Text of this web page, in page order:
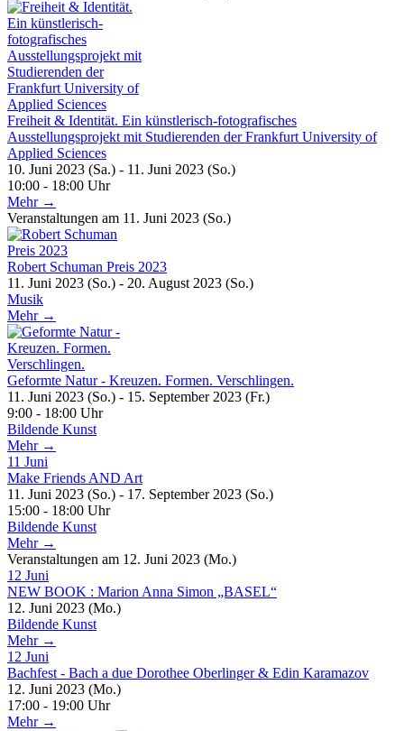
Freiheit & Identität. Ein künstlerisch-fotografisches
Ausstellungsprojekt mit Studierenden der Frankfurt University of
Applied Sciences
10. Juni 2023 (Sa.) - 11. Juni 2023 (So.)
10:00 - 18:00 Uhr
Mehr →
Veranstaltungen am 11. Juni 2023 (So.)
Robert Schuman Preis 2023
11. Juni 2023 (So.) - 20. August 2023 (So.)
Musik
Mehr →
Geformte Natur - Kreuzen. Formen. Verschlingen.
11. Juni 2023 (So.) - 15. September 2023 (Fr.)
9:00 - 18:00 Uhr
Bildende Kunst
Mehr →
11 Juni
Make Friends AND Art
11. Juni 2023 (So.) - 17. September 2023 (So.)
15:00 - 18:00 Uhr
Bildende Kunst
Mehr →
Veranstaltungen am 12. Juni 2023 (Mo.)
12 Juni
NEW BOOK : Marion Anna Simon „BASEL“
12. Juni 2023 (Mo.)
Bildende Kunst
Mehr →
12 Juni
Bachfest - Bach a due Dorothee Oberlinger & Edin Karamazov
12. Juni 2023 (Mo.)
17:00 - 19:00 Uhr
Mehr →